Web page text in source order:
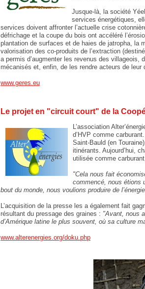
Jusque-là, la société
services énergétiques,
services doivent affronter l’actuelle crise
défrichage et la coupe du bois ont accéléré
plantation de surfaces et de haies de jatropha, la
valorisation des co-produits de l’extraction
a permis d’augmenter les revenus des villageois,
mécanisés et, enfin, de les rendre acteurs de leur
www.geres.eu
Le projet en "circuit court" de la
L’association
d’HVP comme
Saint-Bauld (en
itinérants. Aujourd’hui,
utilisée comme
"Cela nous fait
commencé, nous étions
bout du monde, nous voulions produire de
L’acquisition de la presse les a également fait
résultant du pressage des graines : "Avant, nous
d’Amérique latine le plus souvent, où sa culture
www.alterenergies.org/doku.php